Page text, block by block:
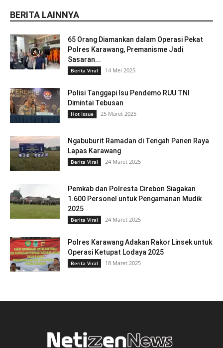
BERITA LAINNYA
65 Orang Diamankan dalam Operasi Pekat
Polres Karawang, Premanisme Jadi
Sasaran...
Berita Viral 14 Mei 2025
Polisi Tanggapi Isu Pendemo RUU TNI
Dimintai Tebusan
Hot Issue 25 Maret 2025
Ngabuburit Ramadan di Tengah Panen Raya
Lapas Karawang
Berita Viral 24 Maret 2025
Pemkab dan Polresta Cirebon Siagakan
1.600 Personel untuk Pengamanan Mudik
2025
Berita Viral 24 Maret 2025
Polres Karawang Adakan Rakor Linsek untuk
Operasi Ketupat Lodaya 2025
Berita Viral 18 Maret 2025